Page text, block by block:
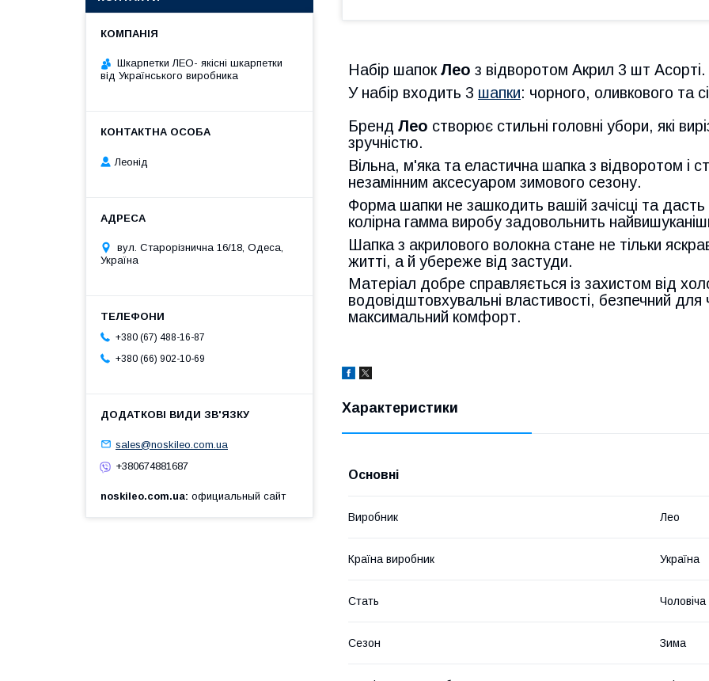
Набір шапокЛео з відворотом Акрил 3 шт Асорті.
У набір входить 3 шапки: чорного, оливкового та
Бренд Лео створює стильні головні убори, які
зручністю.
Вільна, м'яка та еластична шапка з відворотом і
незамінним аксесуаром зимового сезону.
Форма шапки не зашкодить вашій зачісці та дасть
колірна гамма виробу задовольнить
Шапка з акрилового волокна стане не тільки
житті, а й убереже від застуди.
Матеріал добре справляється із захистом від
водовідштовхувальні властивості, безпечний для
максимальний комфорт.
Характеристики
Основні
Виробник Лео
Країна виробник Україна
Стать Чоловіча
Сезон Зима
Шкарпетки ЛЕО- якісні шкарпетки
від Українського виробника
Леонід
вул. Старорізнична 16/18, Одеса,
Україна
+380 (67) 488-16-87
+380 (66) 902-10-69
sales@noskileo.com.ua
+380674881687
noskileo.com.ua официальный сайт